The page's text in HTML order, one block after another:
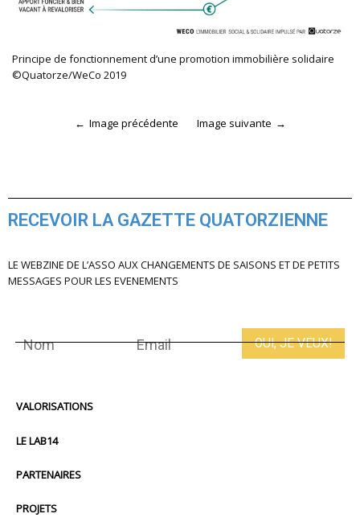
Principe de fonctionnement d’une promotion immobilière solidaire
©Quatorze/WeCo 2019
Image précédente Image suivante
RECEVOIR LA GAZETTE QUATORZIENNE
LE WEBZINE DE L’ASSO AUX CHANGEMENTS DE SAISONS ET DE PETITS
MESSAGES POUR LES EVENEMENTS
VALORISATIONS
LE LAB14
PARTENAIRES
PROJETS